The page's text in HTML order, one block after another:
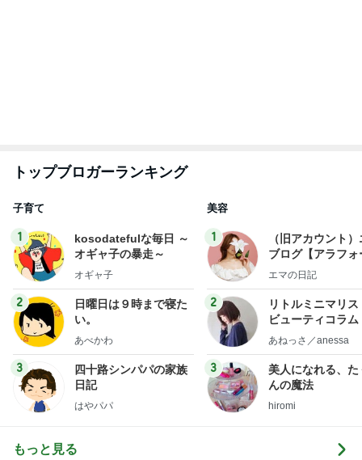
トップブロガーランキング
子育て
1
kosodatefulな毎日 ～
オギャ子の暴走～
オギャ子
2
日曜日は９時まで寝た
い。
あべかわ
3
四十路シンパパの家族
日記
はやパパ
美容
1
（旧アカウント
ブログ【アラフォ
社売却セカンドラ
エマの日記
2
リトルミニマリス
ビューティコラ
little
あねっさ／anessa
3
美人になれる、た
んの魔法
hiromi
もっと見る